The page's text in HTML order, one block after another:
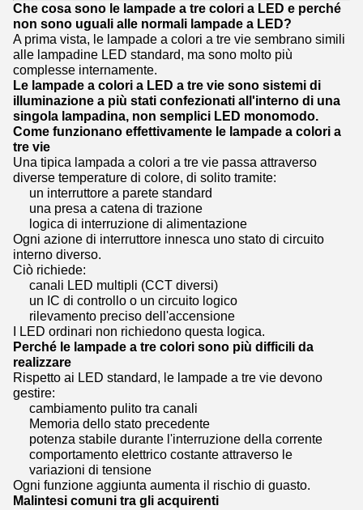
Che cosa sono le lampade a tre colori a LED e perché
non sono uguali alle normali lampade a LED?
A prima vista, le lampade a colori a tre vie sembrano simili
alle lampadine LED standard, ma sono molto più
complesse internamente.
Le lampade a colori a LED a tre vie sono sistemi di
illuminazione a più stati confezionati all'interno di una
singola lampadina, non semplici LED monomodo.
Come funzionano effettivamente le lampade a colori a
tre vie
Una tipica lampada a colori a tre vie passa attraverso
diverse temperature di colore, di solito tramite:
un interruttore a parete standard
una presa a catena di trazione
logica di interruzione di alimentazione
Ogni azione di interruttore innesca uno stato di circuito
interno diverso.
Ciò richiede:
canali LED multipli (CCT diversi)
un IC di controllo o un circuito logico
rilevamento preciso dell'accensione
I LED ordinari non richiedono questa logica.
Perché le lampade a tre colori sono più difficili da
realizzare
Rispetto ai LED standard, le lampade a tre vie devono
gestire:
cambiamento pulito tra canali
Memoria dello stato precedente
potenza stabile durante l'interruzione della corrente
comportamento elettrico costante attraverso le
variazioni di tensione
Ogni funzione aggiunta aumenta il rischio di guasto.
Malintesi comuni tra gli acquirenti